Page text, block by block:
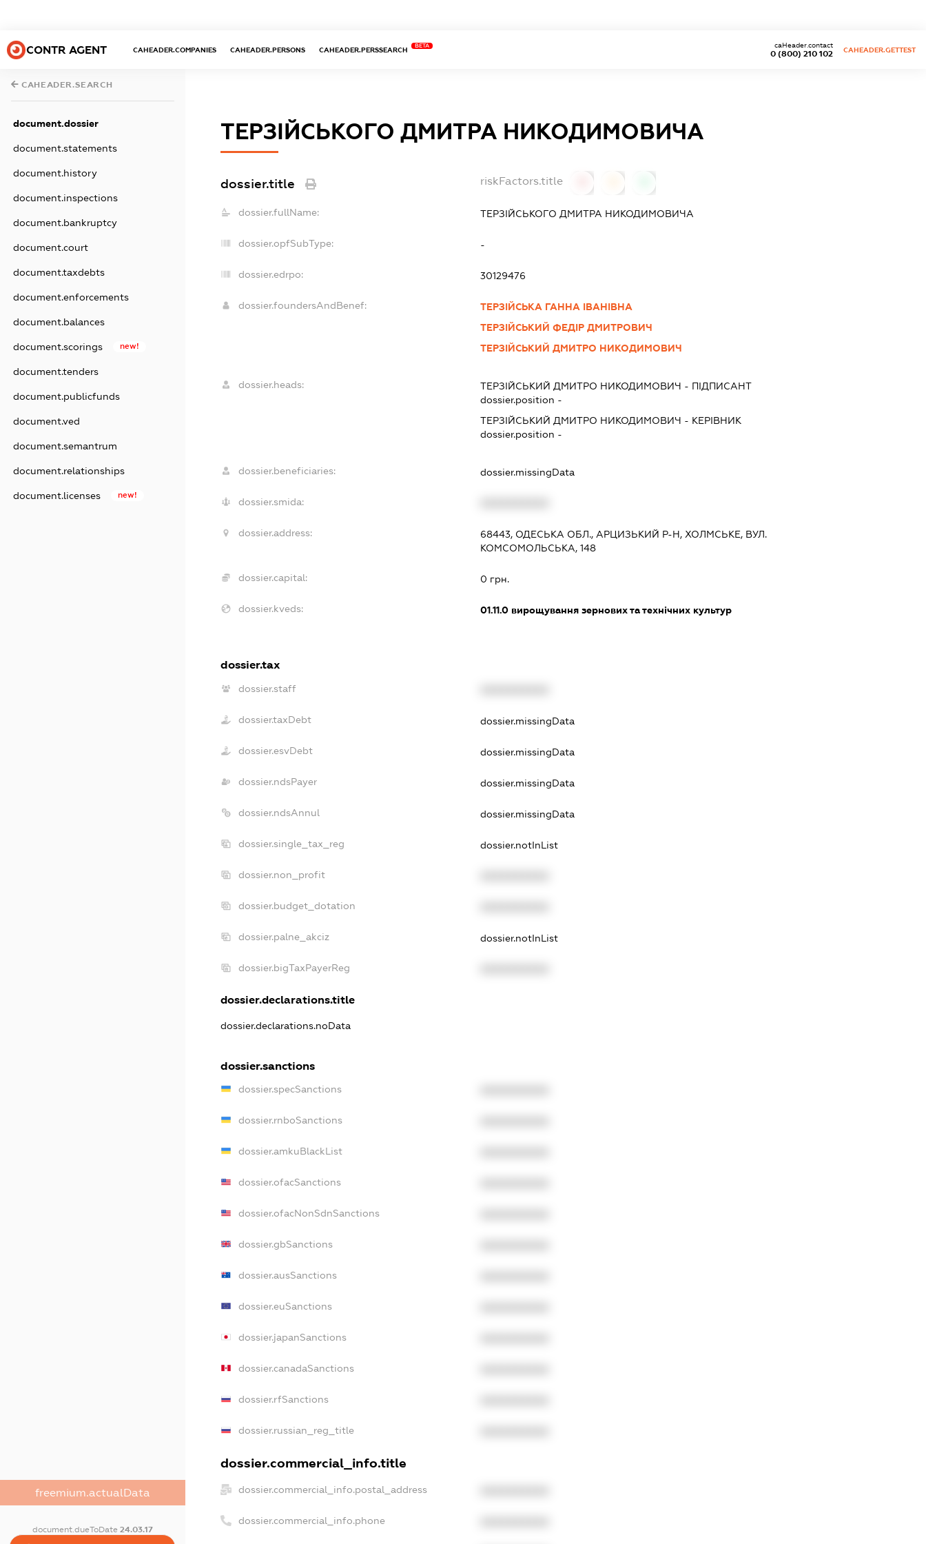
CONTR AGENT CAHEADER.COMPANIES CAHEADER.PERSONS CAHEADER.PERSSEARCH
BETA
0 (800) 210 102
caHeader.contact
CAHEADER.GETTEST
CAHEADER.SEARCH
document.dossier
document.statements
document.history
document.inspections
document.bankruptcy
document.court
document.taxdebts
document.enforcements
document.balances
document.scorings new!
document.tenders
document.publicfunds
document.ved
document.semantrum
document.relationships
document.licenses new!
freemium.actualData
document.dueToDate 24.03.17
ТЕРЗІЙСЬКОГО ДМИТРА НИКОДИМОВИЧА
dossier.title riskFactors.title
dossier.fullName: ТЕРЗІЙСЬКОГО ДМИТРА НИКОДИМОВИЧА
dossier.opfSubType: -
dossier.edrpo: 30129476
dossier.foundersAndBenef:
ТЕРЗІЙСЬКА ГАННА ІВАНІВНА
ТЕРЗІЙСЬКИЙ ФЕДІР ДМИТРОВИЧ
ТЕРЗІЙСЬКИЙ ДМИТРО НИКОДИМОВИЧ
dossier.heads: ТЕРЗІЙСЬКИЙ ДМИТРО НИКОДИМОВИЧ - ПІДПИСАНТ
dossier.position -
ТЕРЗІЙСЬКИЙ ДМИТРО НИКОДИМОВИЧ - КЕРІВНИК
dossier.position -
dossier.beneficiaries: dossier.missingData
dossier.smida:
dossier.address:
68443, ОДЕСЬКА ОБЛ., АРЦИЗЬКИЙ Р-Н, ХОЛМСЬКЕ, ВУЛ.
КОМСОМОЛЬСЬКА, 148
dossier.capital: 0 грн.
dossier.kveds: 01.11.0 вирощування зернових та технічних культур
dossier.tax
dossier.staff
dossier.taxDebt dossier.missingData
dossier.esvDebt dossier.missingData
dossier.ndsPayer dossier.missingData
dossier.ndsAnnul dossier.missingData
dossier.single_tax_reg dossier.notInList
dossier.non_profit
dossier.budget_dotation
dossier.palne_akciz dossier.notInList
dossier.bigTaxPayerReg
dossier.declarations.title
dossier.declarations.noData
dossier.sanctions
dossier.specSanctions
dossier.rnboSanctions
dossier.amkuBlackList
dossier.ofacSanctions
dossier.ofacNonSdnSanctions
dossier.gbSanctions
dossier.ausSanctions
dossier.euSanctions
dossier.japanSanctions
dossier.canadaSanctions
dossier.rfSanctions
dossier.russian_reg_title
dossier.commercial_info.title
dossier.commercial_info.postal_address
dossier.commercial_info.phone